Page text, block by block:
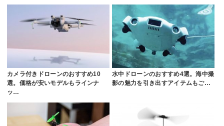
カメラ付きドローンのおすすめ10
選。価格が安いモデルもラインナ
ッ…
水中ドローンのおすすめ4選。海中撮
影の魅力を引き出すアイテムもご…